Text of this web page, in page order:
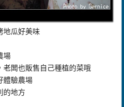
地瓜好美味
場
老闆也販售自己種植的菜哦
體驗農場
的地方